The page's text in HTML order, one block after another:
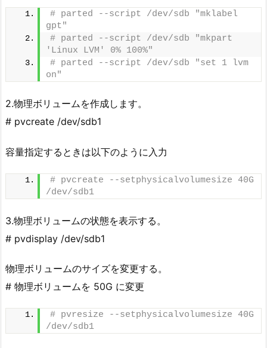
# parted --script /dev/sdb "mklabel
gpt"
# parted --script /dev/sdb "mkpart
'Linux LVM' 0% 100%"
# parted --script /dev/sdb "set 1 lvm
on"
2.物理ボリュームを作成します。
# pvcreate /dev/sdb1
容量指定するときは以下のように入力
# pvcreate --setphysicalvolumesize 40G
/dev/sdb1
3.物理ボリュームの状態を表示する。
# pvdisplay /dev/sdb1
物理ボリュームのサイズを変更する。
# 物理ボリュームを 50G に変更
# pvresize --setphysicalvolumesize 40G
/dev/sdb1